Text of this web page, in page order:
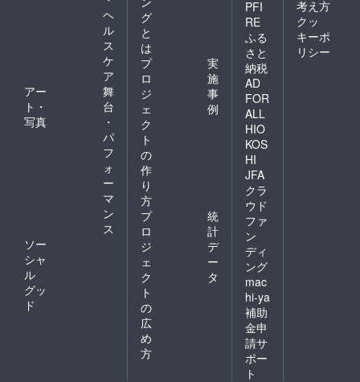
ヘ
ル
ス
ケ
ア
アー
ト・
写真
舞
台
・
パ
フ
ォ
ー
マ
ン
ス
ソー
シャ
ル
グッ
ド
グ
と
は
プ
ロ
ジ
ェ
ク
ト
の
作
り
方
実
施
事
例
プ
ロ
ジ
ェ
ク
ト
の
広
め
方
統
計
デ
ー
タ
PFI
RE
ふる
さと
納税
AD
FOR
ALL
HIO
KOS
HI
JFA
クラ
ウド
ファ
ン
ディ
ング
mac
hi-ya
補助
金申
請サ
ポー
ト
考え方
クッ
キーポ
リシー